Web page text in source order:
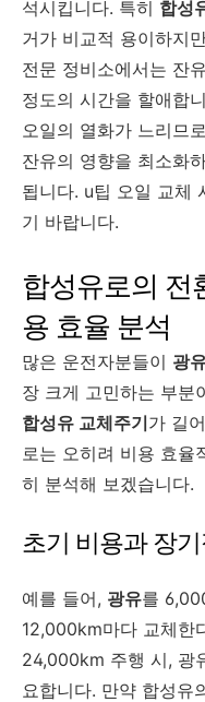
석시킵니다. 특히 합성
거가 비교적 용이하지
전문 정비소에서는 잔
정도의 시간을 할애합
오일의 열화가 느리므
잔유의 영향을 최소화
됩니다. u팁 오일 교체
기 바랍니다.
합성유로의 전
용 효율 분석
많은 운전자분들이 광
장 크게 고민하는 부분
합성유 교체주기가 길
로는 오히려 비용 효율
히 분석해 보겠습니다.
초기 비용과 장
예를 들어, 광유를
12,000km마다 교체한
24,000km 주행 시, 광
요합니다. 만약 합성유